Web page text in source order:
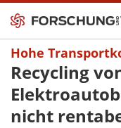
Hohe
Recycling
nicht